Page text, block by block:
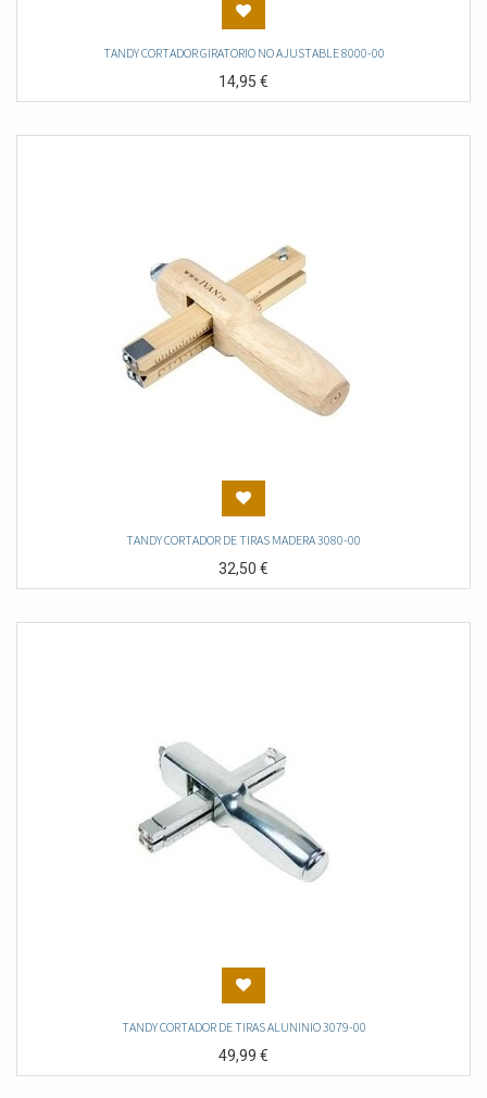
TANDY CORTADOR GIRATORIO NO AJUSTABLE 8000-00
14,95€
TANDY CORTADOR DE TIRAS MADERA 3080-00
32,50€
TANDY CORTADOR DE TIRAS ALUNINIO 3079-00
49,99€